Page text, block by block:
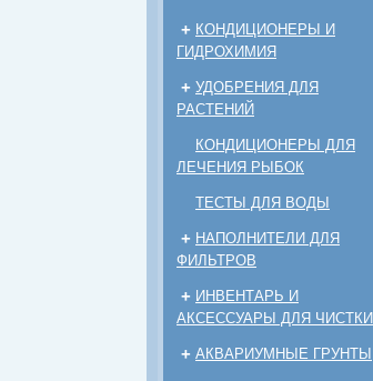
+ КОНДИЦИОНЕРЫ И
ГИДРОХИМИЯ
+ УДОБРЕНИЯ ДЛЯ
РАСТЕНИЙ
КОНДИЦИОНЕРЫ ДЛЯ
ЛЕЧЕНИЯ РЫБОК
ТЕСТЫ ДЛЯ ВОДЫ
+ НАПОЛНИТЕЛИ ДЛЯ
ФИЛЬТРОВ
+ ИНВЕНТАРЬ И
АКСЕССУАРЫ ДЛЯ ЧИСТКИ
+ АКВАРИУМНЫЕ ГРУНТЫ